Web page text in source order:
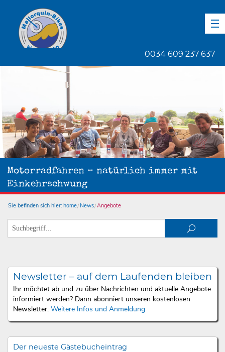
0034 609 237 637
Motorradfahren – natürlich immer mit
Einkehrschwung
Sie befinden sich hier: home News Angebote
Newsletter – auf dem Laufenden bleiben
Ihr möchtet ab und zu über Nachrichten und aktuelle Angebote
informiert werden? Dann abonniert unseren kostenlosen
Newsletter. Weitere Infos und Anmeldung
Der neueste Gästebucheintrag